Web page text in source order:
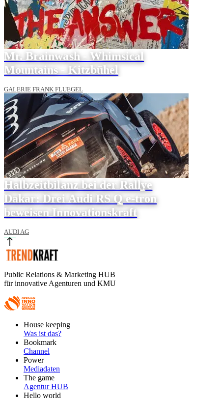
Mr. Brainwash - Whimsical
Mountains - Kitzbühel
GALERIE FRANK FLUEGEL
Halbzeitbilanz bei der Rallye
Dakar: Drei Audi RS Q e-tron
beweisen Innovationskraft
AUDI AG
Public Relations & Marketing HUB
für innovative Agenturen und KMU
FooterHouse keeping
Was ist das?
Bookmark
Channel
Power
Mediadaten
The game
Agentur HUB
Hello world